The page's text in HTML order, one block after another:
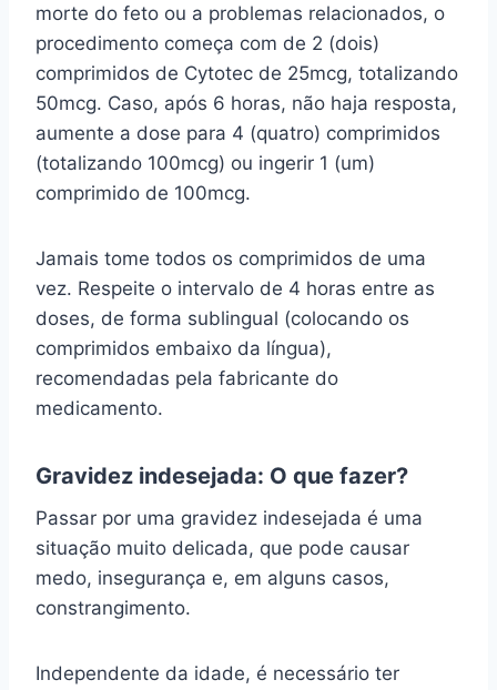
morte do feto ou a problemas relacionados, o
procedimento começa com de 2 (dois)
comprimidos de Cytotec de 25mcg, totalizando
50mcg. Caso, após 6 horas, não haja resposta,
aumente a dose para 4 (quatro) comprimidos
(totalizando 100mcg) ou ingerir 1 (um)
comprimido de 100mcg.
Jamais tome todos os comprimidos de uma
vez. Respeite o intervalo de 4 horas entre as
doses, de forma sublingual (colocando os
comprimidos embaixo da língua),
recomendadas pela fabricante do
medicamento.
Gravidez indesejada: O que fazer?
Passar por uma gravidez indesejada é uma
situação muito delicada, que pode causar
medo, insegurança e, em alguns casos,
constrangimento.
Independente da idade, é necessário ter